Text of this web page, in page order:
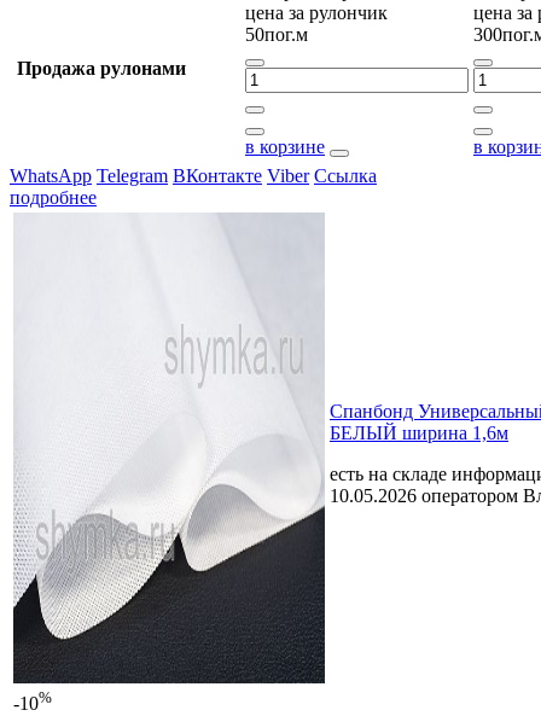
Продажа рулонами
цена за рулончик
50пог.м
в корзине
цена за
в
WhatsApp Telegram ВКонтакте Viber Ссылка
подробнее
-10%
Спанбонд
БЕЛЫЙ ширина 1,6м
есть на складе
10.05.2026 оператором